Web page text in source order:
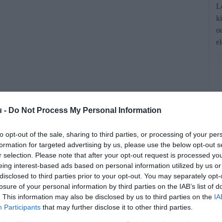
- Do Not Process My Personal Information
opt-out of the sale, sharing to third parties, or processing of your
for targeted advertising by us, please use the below opt-out
selection. Please note that after your opt-out request is processed
interest-based ads based on personal information utilized by us
to third parties prior to your opt-out. You may separately
of your personal information by third parties on the IAB’s list of
This information may also be disclosed by us to third parties on the
Participants that may further disclose it to other third parties.
hozzájárul a vércukorszint
valamint kedvezően hat a
azonban nem ajánlott.
forrásként a Google Keresőben!